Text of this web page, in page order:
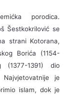
porodica.
Šestkokrilović se
strani Kotorana,
Borića (1154-
1391) dio
je
islam, dok je